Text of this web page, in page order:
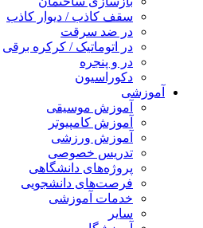
سقف کاذب / دیوار کاذب
در ضد سرقت
در اتوماتیک / کرکره برقی
در و پنجره
دکوراسیون
آموزشی
آموزش موسیقی
آموزش کامپیوتر
آموزش ورزشی
تدریس خصوصی
پروژه‌های دانشگاهی
فرصت‌های دانشجویی
خدمات آموزشی
سایر